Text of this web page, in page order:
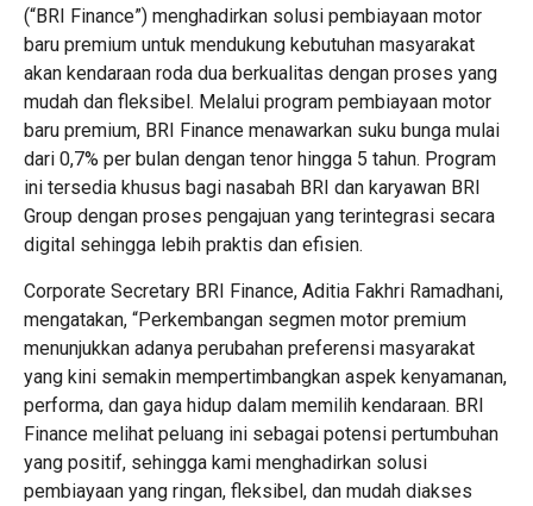
(“BRI Finance”) menghadirkan solusi pembiayaan motor
baru premium untuk mendukung kebutuhan masyarakat
akan kendaraan roda dua berkualitas dengan proses yang
mudah dan fleksibel. Melalui program pembiayaan motor
baru premium, BRI Finance menawarkan suku bunga mulai
dari 0,7% per bulan dengan tenor hingga 5 tahun. Program
ini tersedia khusus bagi nasabah BRI dan karyawan BRI
Group dengan proses pengajuan yang terintegrasi secara
digital sehingga lebih praktis dan efisien.
Corporate Secretary BRI Finance, Aditia Fakhri Ramadhani,
mengatakan, “Perkembangan segmen motor premium
menunjukkan adanya perubahan preferensi masyarakat
yang kini semakin mempertimbangkan aspek kenyamanan,
performa, dan gaya hidup dalam memilih kendaraan. BRI
Finance melihat peluang ini sebagai potensi pertumbuhan
yang positif, sehingga kami menghadirkan solusi
pembiayaan yang ringan, fleksibel, dan mudah diakses